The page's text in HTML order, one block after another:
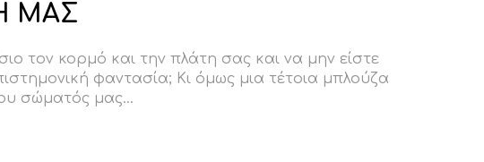
ΜΑΣ
τον κορμό και την πλάτη σας και να μην είστε
φαντασία; Κι όμως μια τέτοια μπλούζα
σώματός μας...